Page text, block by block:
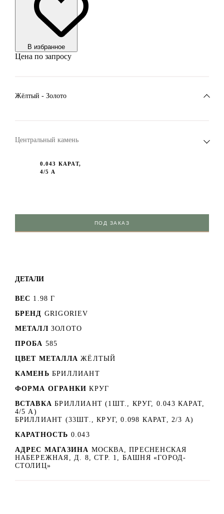
В избранноe
Цена по запросу
Жёлтый - Золото
Центральный камень
0.043 КАРАТ,
4/5 А
ПОД ЗАКАЗ
ДЕТАЛИ
ВЕС 1.98 Г
БРЕНД GRIGORIEV
МЕТАЛЛ ЗОЛОТО
ПРОБА 585
ЦВЕТ МЕТАЛЛА ЖЁЛТЫЙ
КАМЕНЬ БРИЛЛИАНТ
ФОРМА ОГРАНКИ КРУГ
ВСТАВКА БРИЛЛИАНТ (1ШТ., КРУГ, 0.043 КАРАТ,
4/5 А)
БРИЛЛИАНТ (33ШТ., КРУГ, 0.098 КАРАТ, 2/3 А)
КАРАТНОСТЬ 0.043
АДРЕС МАГАЗИНА МОСКВА, ПРЕСНЕНСКАЯ
НАБЕРЕЖНАЯ, Д. 8, СТР. 1, БАШНЯ «ГОРОД-
СТОЛИЦ»